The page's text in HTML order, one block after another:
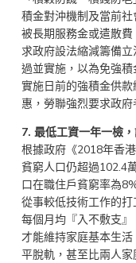
積金對沖機制及當前
被長期服務金或遣散
求政府設法縮減籌備
過並實施，以為免強
實施日前的強積金供
惠，勞聯強烈要求政
7. 最低工資一年一檢
根據政府《2018年香
貧窮人口仍超過102.4
口在職住戶貧窮率為
從事較低技術工作的
每個月均『入不敷支
才能維持家庭基本生
平脫軌，甚至比兩人